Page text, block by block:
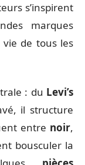
s’inspirent
marques
de tous les
: du Levi’s
il structure
entre noir,
bousculer la